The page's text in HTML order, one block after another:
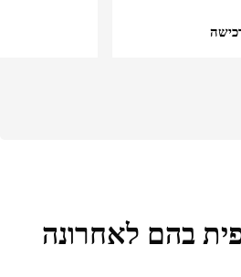
בהם לאחרונה